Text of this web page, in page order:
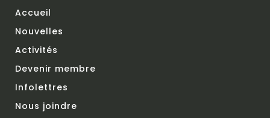
Accueil
Nouvelles
Activités
Devenir membre
Infolettres
Nous joindre